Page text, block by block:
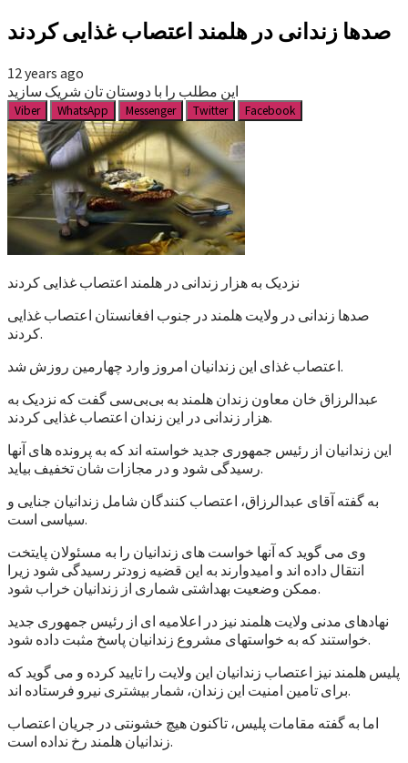
صدها زندانی در هلمند اعتصاب غذایی کردند
12 years ago
این مطلب را با دوستان تان شریک سازید
Viber WhatsApp Messenger Twitter Facebook
نزدیک به هزار زندانی در هلمند اعتصاب غذایی کردند
صدها زندانی در ولایت هلمند در جنوب افغانستان اعتصاب غذایی
کردند.
اعتصاب غذای این زندانیان امروز وارد چهارمین روزش شد.
عبدالرزاق خان معاون زندان هلمند به بی‌بی‌سی گفت که نزدیک به
هزار زندانی در این زندان اعتصاب غذایی کردند.
این زندانیان از رئیس جمهوری جدید خواسته اند که به پرونده های آنها
رسیدگی شود و در مجازات شان تخفیف بیاید.
به گفته آقای عبدالرزاق، اعتصاب کنندگان شامل زندانیان جنایی و
سیاسی است.
وی می گوید که آنها خواست های زندانیان را به مسئولان پایتخت
انتقال داده اند و امیدوارند به این قضیه زودتر رسیدگی شود زیرا
ممکن وضعیت بهداشتی شماری از زندانیان خراب شود.
نهادهای مدنی ولایت هلمند نیز در اعلامیه ای از رئیس جمهوری جدید
خواستند که به خواستهای مشروع زندانیان پاسخ مثبت داده شود.
پلیس هلمند نیز اعتصاب زندانیان این ولایت را تایید کرده و می گوید که
برای تامین امنیت این زندان، شمار بیشتری نیرو فرستاده اند.
اما به گفته مقامات پلیس، تاکنون هیچ خشونتی در جریان اعتصاب
زندانیان هلمند رخ نداده است.